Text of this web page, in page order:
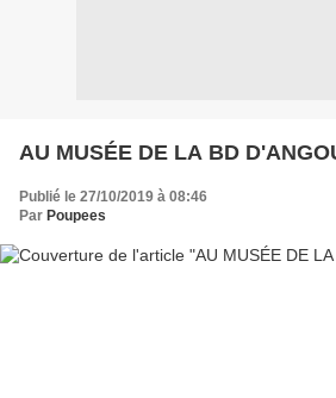
AU MUSÉE DE LA BD
Publié le 27/10/2019 à 08:46
Par Poupees